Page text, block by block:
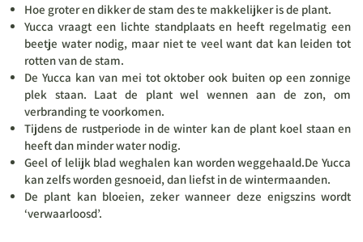
Hoe groter en dikker de stam des te makkelijker is de plant.
Yucca vraagt een lichte standplaats en heeft regelmatig een
beetje water nodig, maar niet te veel want dat kan leiden tot
rotten van de stam.
De Yucca kan van mei tot oktober ook buiten op een zonnige
plek staan. Laat de plant wel wennen aan de zon, om
verbranding te voorkomen.
Tijdens de rustperiode in de winter kan de plant koel staan en
heeft dan minder water nodig.
Geel of lelijk blad weghalen kan worden weggehaald.De Yucca
kan zelfs worden gesnoeid, dan liefst in de wintermaanden.
De plant kan bloeien, zeker wanneer deze enigszins wordt
‘verwaarloosd’.